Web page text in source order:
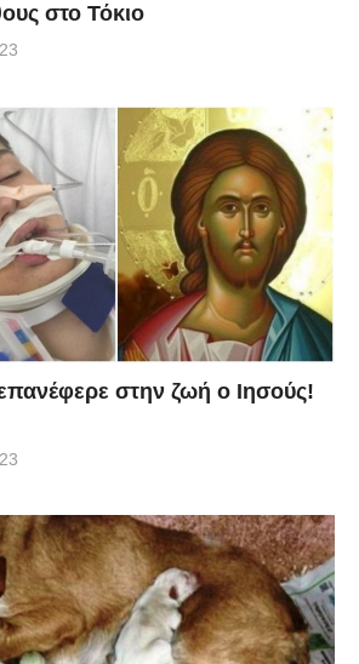
στο Τόκιο
στην ζωή ο Ιησούς!